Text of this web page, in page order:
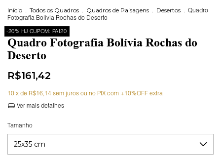
Início . Todos os Quadros . Quadros de Paisagens . Desertos . Quadro
Fotografia Bolívia Rochas do Deserto
-20% HJ CUPOM: PAI20
Quadro Fotografia Bolívia Rochas do
Deserto
R$161,42
10 x de R$16,14 sem juros
Ver mais detalhes
Tamanho